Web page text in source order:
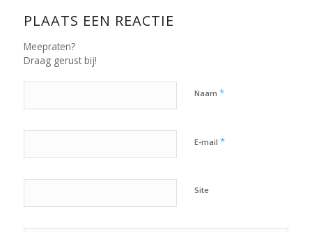
PLAATS EEN REACTIE
Meepraten?
Draag gerust bij!
Naam *
E-mail *
Site